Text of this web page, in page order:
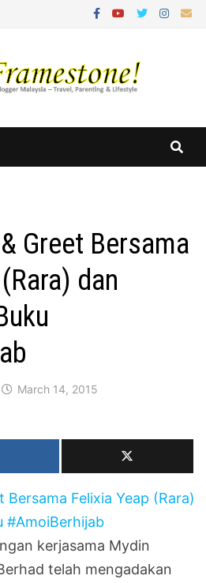
Greet Bersama
dan
March 14, 2015
kerjasama Mydin
telah mengadakan